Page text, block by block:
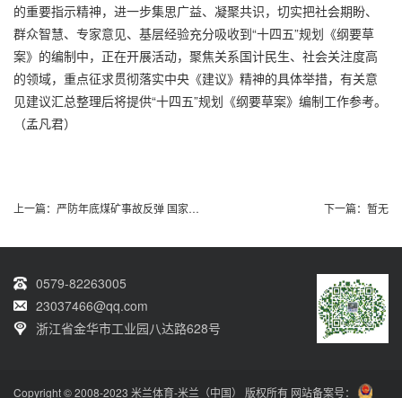
的重要指示精神，进一步集思广益、凝聚共识，切实把社会期盼、
群众智慧、专家意见、基层经验充分吸收到“十四五”规划《纲要草
案》的编制中，正在开展活动，聚焦关系国计民生、社会关注度高
的领域，重点征求贯彻落实中央《建议》精神的具体举措，有关意
见建议汇总整理后将提供“十四五”规划《纲要草案》编制工作参考。
（孟凡君）
上一篇： 严防年底煤矿事故反弹 国家煤监局召开全国煤矿 下一篇： 暂无
0579-82263005
23037466@qq.com
浙江省金华市工业园八达路628号
Copyright © 2008-2023 米兰体育-米兰（中国） 版权所有 网站备案号：